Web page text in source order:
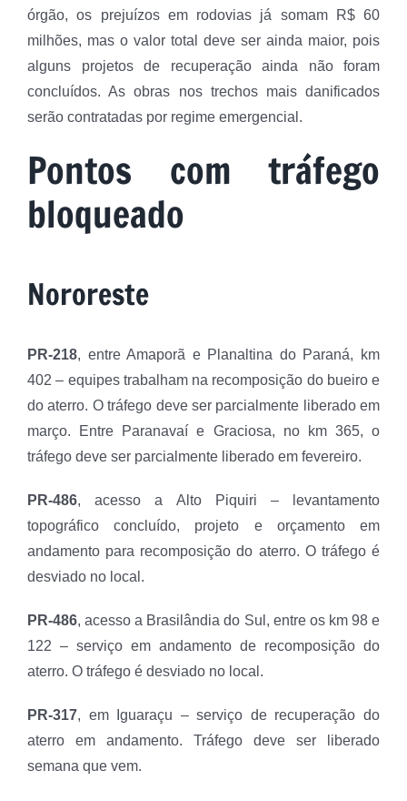
órgão, os prejuízos em rodovias já somam R$ 60
milhões, mas o valor total deve ser ainda maior, pois
alguns projetos de recuperação ainda não foram
concluídos. As obras nos trechos mais danificados
serão contratadas por regime emergencial.
Pontos com tráfego
bloqueado
Nororeste
PR-218, entre Amaporã e Planaltina do Paraná, km
402 – equipes trabalham na recomposição do bueiro e
do aterro. O tráfego deve ser parcialmente liberado em
março. Entre Paranavaí e Graciosa, no km 365, o
tráfego deve ser parcialmente liberado em fevereiro.
PR-486, acesso a Alto Piquiri – levantamento
topográfico concluído, projeto e orçamento em
andamento para recomposição do aterro. O tráfego é
desviado no local.
PR-486, acesso a Brasilândia do Sul, entre os km 98 e
122 – serviço em andamento de recomposição do
aterro. O tráfego é desviado no local.
PR-317, em Iguaraçu – serviço de recuperação do
aterro em andamento. Tráfego deve ser liberado
semana que vem.